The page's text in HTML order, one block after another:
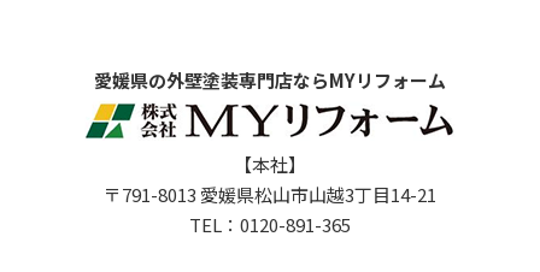
愛媛県の外壁塗装専門店ならMYリフォーム
【本社】
〒791-8013 愛媛県松山市山越3丁目14-21
TEL： 0120-891-365